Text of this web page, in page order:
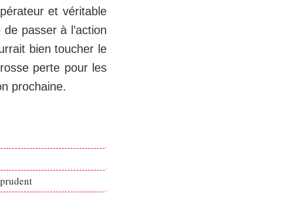
et véritable
de passer à l’action
bien toucher le
perte pour les
prochaine.